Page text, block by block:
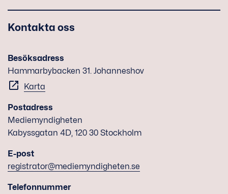
Kontakta oss
Besöksadress
Hammarbybacken 31. Johanneshov
Karta
Postadress
Mediemyndigheten
Kabyssgatan 4D, 120 30 Stockholm
E-post
registrator@mediemyndigheten.se
Telefonnummer